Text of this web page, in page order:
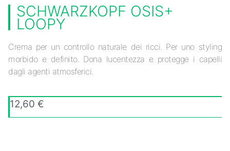
SCHWARZKOPF OSIS+
LOOPY
Crema per un controllo naturale dei ricci. Per uno styling
morbido e definito. Dona lucentezza e protegge i capelli
dagli agenti atmosferici.
12,60 €